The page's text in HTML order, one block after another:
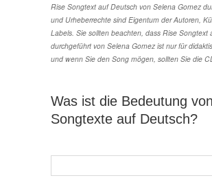
Rise Songtext auf Deutsch von Selena Gomez
und Urheberrechte sind Eigentum der Autoren,
Labels. Sie sollten beachten, dass Rise Songtext
durchgeführt von Selena Gomez ist nur für
und wenn Sie den Song mögen, sollten Sie die
Was ist die Bedeutung
Songtexte auf Deutsch?